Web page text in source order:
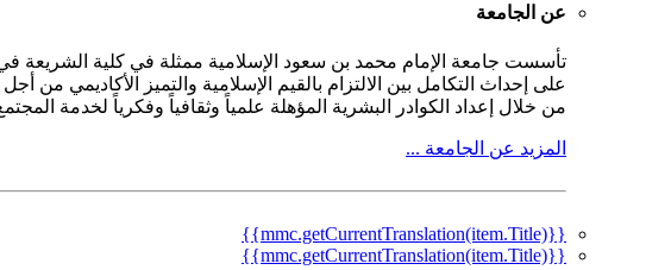
عن الجامعة
على إحداث التكامل بين الالتزام بالقيم الإسلامية والتميز الأكاديمي
من خلال إعداد الكوادر البشرية المؤهلة علمياً وثقافياً وفكرياً لخدمة
المزيد عن الجامعة ...
{{mmc.getCurrentTranslation(item.Title)}}
{{mmc.getCurrentTranslation(item.Title)}}